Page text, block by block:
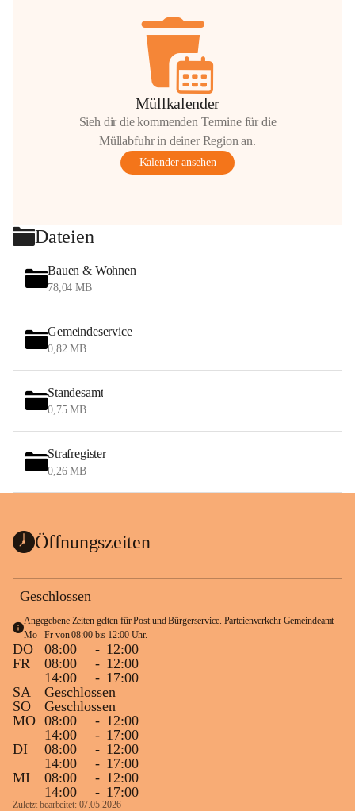
Müllkalender
Sieh dir die kommenden Termine für die
Müllabfuhr in deiner Region an.
Kalender ansehen
Dateien
Bauen & Wohnen
78,04 MB
Gemeindeservice
0,82 MB
Standesamt
0,75 MB
Strafregister
0,26 MB
Öffnungszeiten
Geschlossen
Angegebene Zeiten gelten für Post und Bürgerservice. Parteienverkehr Gemeindeamt
Mo - Fr von 08:00 bis 12:00 Uhr.
DO 08:00 - 12:00
FR
08:00 - 12:00
14:00
- 17:00
SA
Geschlossen
SO
Geschlossen
MO 08:00 - 12:00
14:00
- 17:00
DI
08:00 - 12:00
14:00
- 17:00
MI
08:00 - 12:00
14:00
- 17:00
Zuletzt bearbeitet: 07.05.2026